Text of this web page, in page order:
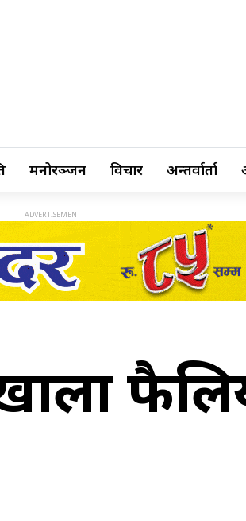
मनोरञ्जन विचार अन्तर्वार्ता